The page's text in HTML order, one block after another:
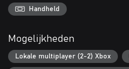
Handheld
Mogelijkheden
Lokale multiplayer (2-2) Xbox